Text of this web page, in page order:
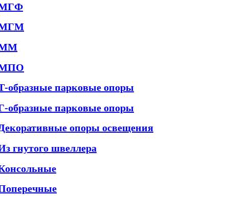
образные парковые опоры
образные парковые опоры
опоры освещения
гнутого швеллера